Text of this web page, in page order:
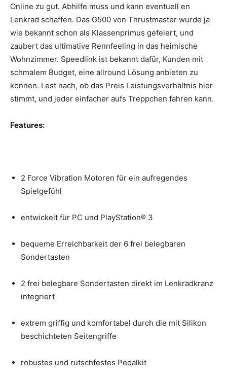
Online zu gut. Abhilfe muss und kann eventuell en
Lenkrad schaffen. Das G500 von Thrustmaster wurde ja
wie bekannt schon als Klassenprimus gefeiert, und
zaubert das ultimative Rennfeeling in das heimische
Wohnzimmer. Speedlink ist bekannt dafür, Kunden mit
schmalem Budget, eine allround Lösung anbieten zu
können. Lest nach, ob das Preis Leistungsverhältnis hier
stimmt, und jeder einfacher aufs Treppchen fahren kann.
Features:
2 Force Vibration Motoren für ein aufregendes
Spielgefühl
entwickelt für PC und PlayStation® 3
bequeme Erreichbarkeit der 6 frei belegbaren
Sondertasten
2 frei belegbare Sondertasten direkt im Lenkradkranz
integriert
extrem griffig und komfortabel durch die mit Silikon
beschichteten Seitengriffe
robustes und rutschfestes Pedalkit